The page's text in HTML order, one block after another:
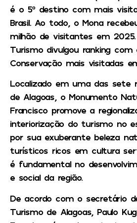
é o 5º destino com mais
Brasil. Ao todo, o Mona
milhão de visitantes em
Turismo divulgou ranking com
Conservação mais visitadas
Localizado em uma das sete
de Alagoas, o Monumento
Francisco promove a
interiorização do turismo no
por sua exuberante beleza
turísticos ricos em cultura
é fundamental no
e social da região.
De acordo com o secretário
Turismo de Alagoas, Paulo